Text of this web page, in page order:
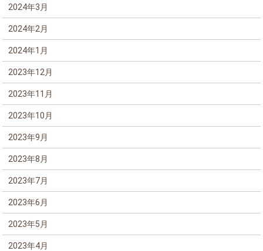
2024年3月
2024年2月
2024年1月
2023年12月
2023年11月
2023年10月
2023年9月
2023年8月
2023年7月
2023年6月
2023年5月
2023年4月